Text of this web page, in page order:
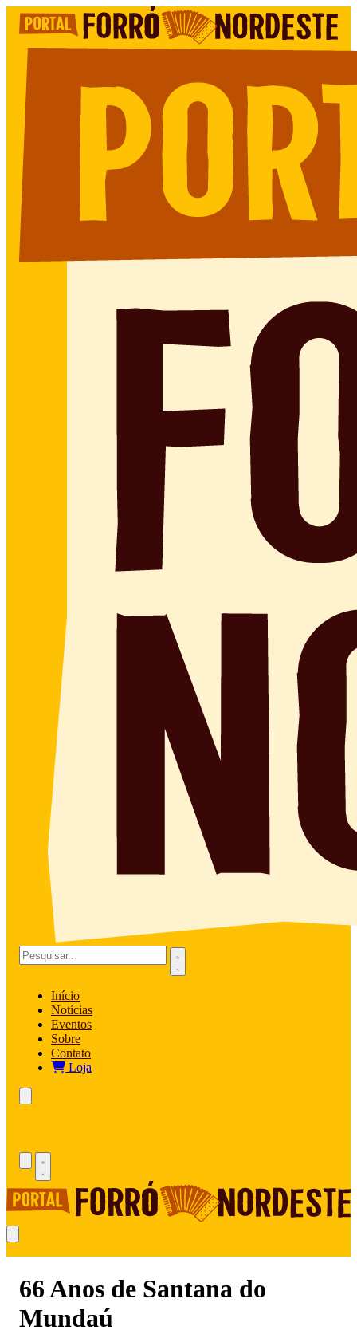
Início
Notícias
Eventos
Sobre
Contato
Loja
66 Anos de Santana do
Mundaú